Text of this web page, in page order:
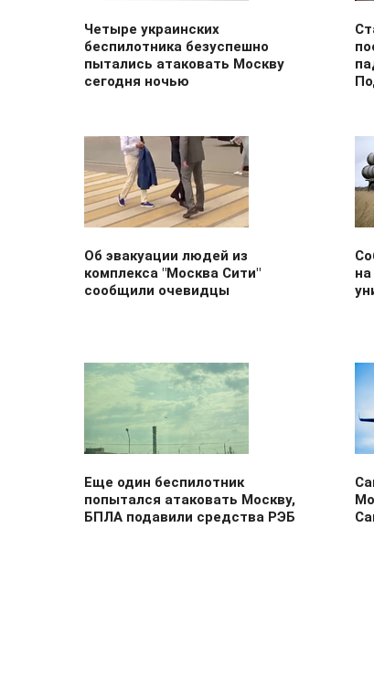
Четыре украинских
беспилотника безуспешно
пытались атаковать Москву
сегодня ночью
Об эвакуации людей из
комплекса "Москва Сити"
сообщили очевидцы
Еще один беспилотник
попытался атаковать Москву,
БПЛА подавили средства РЭБ